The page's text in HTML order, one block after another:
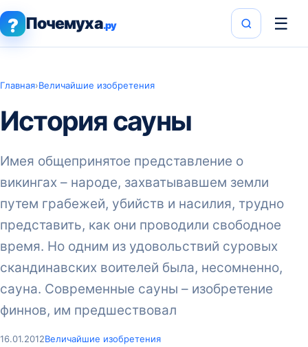
? Почемуха.ру ☰
Главная›Величайшие изобретения
История сауны
Имея общепринятое представление о
викингах – народе, захватывавшем земли
путем грабежей, убийств и насилия, трудно
представить, как они проводили свободное
время. Но одним из удовольствий суровых
скандинавских воителей была, несомненно,
сауна. Современные сауны – изобретение
финнов, им предшествовал
16.01.2012Величайшие изобретения